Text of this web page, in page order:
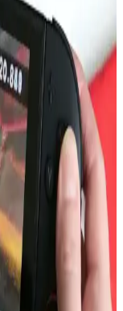
Ömrü,
%100 artış
dünyasında
ve fiyat
Batarya
ve verimlilik
ömrünü
sorunları bu
Güvenlik